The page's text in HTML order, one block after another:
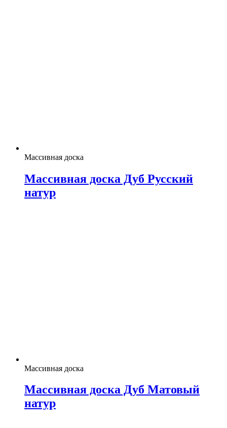
Массивная доска
Массивная доска Дуб Русский
натур
Массивная доска
Массивная доска Дуб Матовый
натур